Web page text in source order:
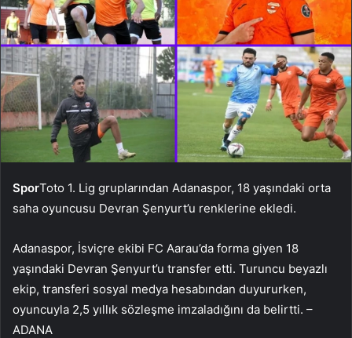
SporToto 1. Lig gruplarından Adanaspor, 18 yaşındaki orta
saha oyuncusu Devran Şenyurt’u renklerine ekledi.
Adanaspor, İsviçre ekibi FC Aarau’da forma giyen 18
yaşındaki Devran Şenyurt’u transfer etti. Turuncu beyazlı
ekip, transferi sosyal medya hesabından duyururken,
oyuncuyla 2,5 yıllık sözleşme imzaladığını da belirtti. –
ADANA